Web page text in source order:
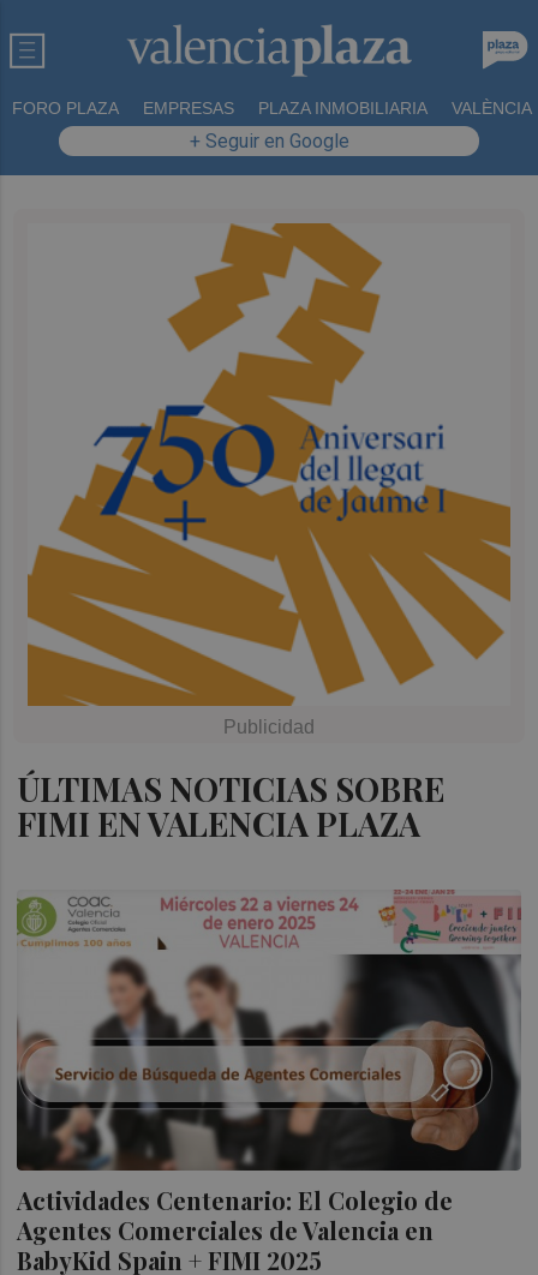
FORO PLAZA EMPRESAS PLAZA INMOBILIARIA VALÈNCIA
+ Seguir en Google
ÚLTIMAS NOTICIAS SOBRE
FIMI EN VALENCIA PLAZA
Actividades Centenario: El Colegio de
Agentes Comerciales de Valencia en
BabyKid Spain + FIMI 2025